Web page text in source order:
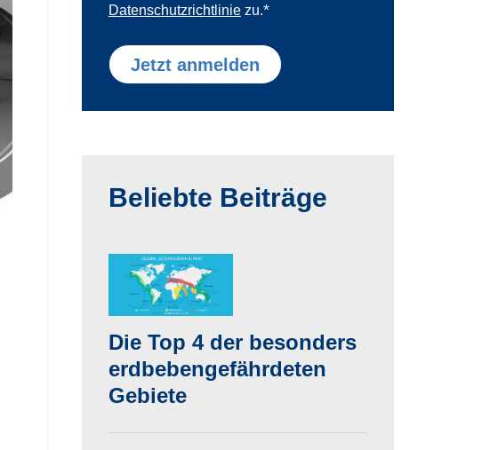
Datenschutzrichtliniezu.*
Beliebte Beiträge
Die Top 4 der besonders
erdbebengefährdeten
Gebiete